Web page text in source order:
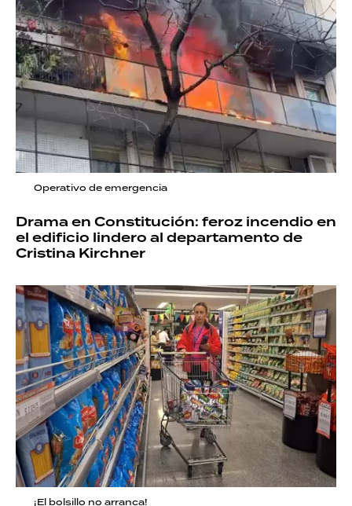
Operativo de emergencia
Drama en Constitución: feroz incendio en
el edificio lindero al departamento de
Cristina Kirchner
¡El bolsillo no arranca!